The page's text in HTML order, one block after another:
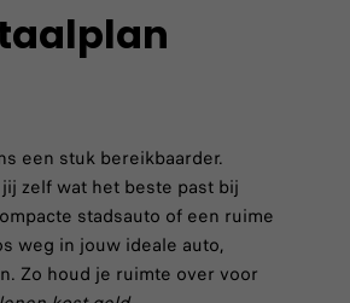
een stuk bereikbaarder.
zelf wat het beste past bij
stadsauto of een ruime
weg in jouw ideale auto,
Zo houd je ruimte over voor